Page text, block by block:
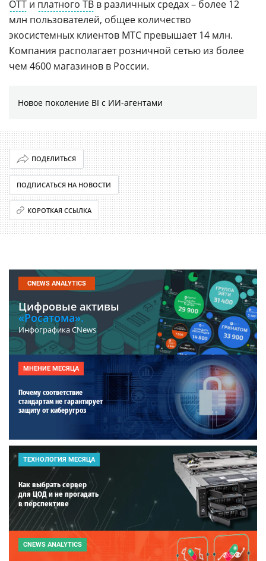
OTT и платного ТВ в различных средах – более 12
млн пользователей, общее количество
экосистемных клиентов МТС превышает 14 млн.
Компания располагает розничной сетью из более
чем 4600 магазинов в России.
Новое поколение BI с ИИ-агентами
ПОДЕЛИТЬСЯ
ПОДПИСАТЬСЯ НА НОВОСТИ
КОРОТКАЯ ССЫЛКА
CNEWS ANALYTICS
Цифровые активы
«Росатома».
Инфографика CNews
МНЕНИЕ МЕСЯЦА
Почему соответствие
стандартам не гарантирует
защиту от киберугроз
ТЕХНОЛОГИЯ МЕСЯЦА
Как выбрать сервер
для ЦОД и не прогадать
в перспективе
CNEWS ANALYTICS